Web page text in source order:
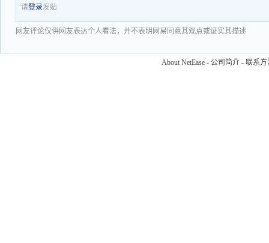
请登录发贴
网友评论仅供网友表达个人看法，并不表明网易同意其观点或证实其描述
About NetEase - 公司简介 - 联系方